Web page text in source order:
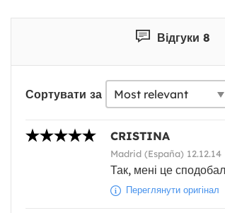
Відгуки 8
Сортувати за
CRISTINA
Madrid (España) 12.12.14
Так, мені це
Переглянути оригінал